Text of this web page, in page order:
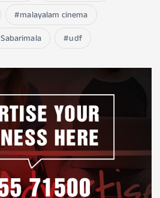
malayalam cinema
Sabarimala udf